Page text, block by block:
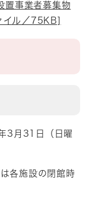
置事業者募集物
ル／75KB]
3月31日（日曜
各施設の閉館時